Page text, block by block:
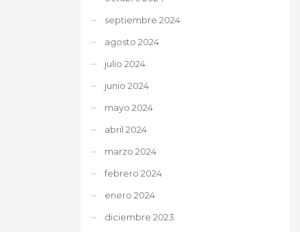
septiembre 2024
agosto 2024
julio 2024
junio 2024
mayo 2024
abril 2024
marzo 2024
febrero 2024
enero 2024
diciembre 2023